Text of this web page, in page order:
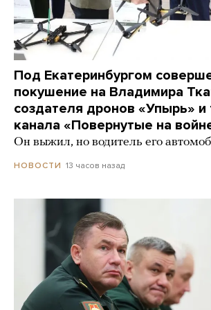
Под Екатеринбургом
покушение на Владимира
создателя дронов «Упырь» и
канала «Повернутые на
Он выжил, но водитель его
НОВОСТИ 13 часов назад